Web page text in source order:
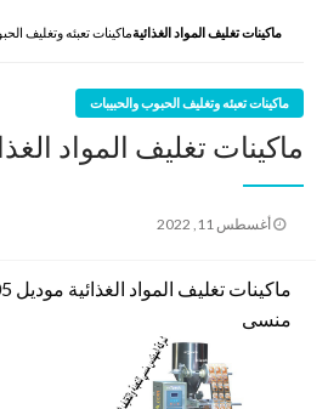
ماكينات تعبئه وتغليفماكينات تغليف المواد الغذائية
ماكينات تعبئه وتغليف الحبوب والحبيبات
ماكينات تغليف المواد
نُشر
أغسطس 11, 2022
منسى